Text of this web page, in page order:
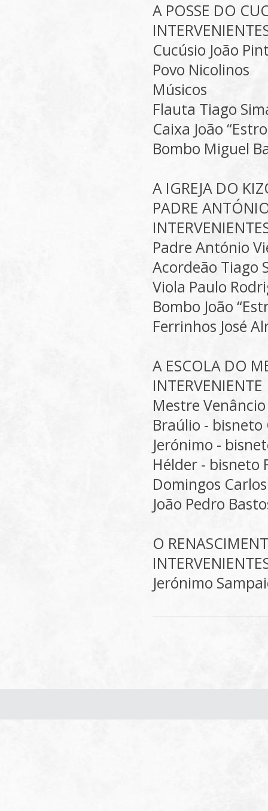
A POSSE DO
Cucúsio João
Povo Nicolinos
Músicos
Flauta Tiago
Caixa João
Bombo Miguel
A IGREJA DO
PADRE
Padre António
Acordeão Tiago
Viola Paulo
Bombo João
Ferrinhos José
A ESCOLA DO
INTERVENIENTE
Mestre
Braúlio - bisneto
Jerónimo -
Hélder - bisneto
Domingos
João Pedro
O
Jerónimo